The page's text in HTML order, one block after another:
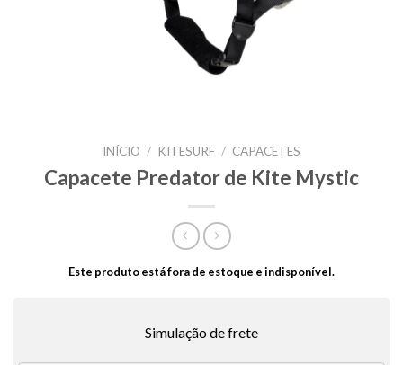
INÍCIO / KITESURF / CAPACETES
Capacete Predator de Kite Mystic
Este produto está fora de estoque e indisponível.
Simulação de frete